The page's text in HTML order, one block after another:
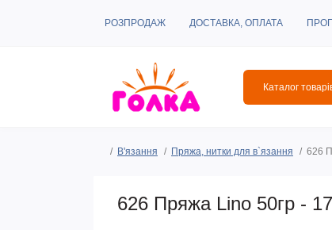
РОЗПРОДАЖ ДОСТАВКА, ОПЛАТА
Каталог
В'язання Пряжа, нитки для в`язання 626
626 Пряжа Lino 50гр -